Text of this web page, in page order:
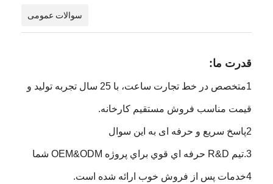
سوالات عمومی
قدرت ما:
1متخصص در خط تجارت ساعت، با 25 سال تجربه تولید و
قیمت مناسب فروش مستقیم کارخانه.
2پاسخ سریع و حرفه ای به این سوال
3.تيم R&D حرفه اي قوي براي پروژه OEM&ODM شما
4خدمات پس از فروش خوب ارائه شده است.